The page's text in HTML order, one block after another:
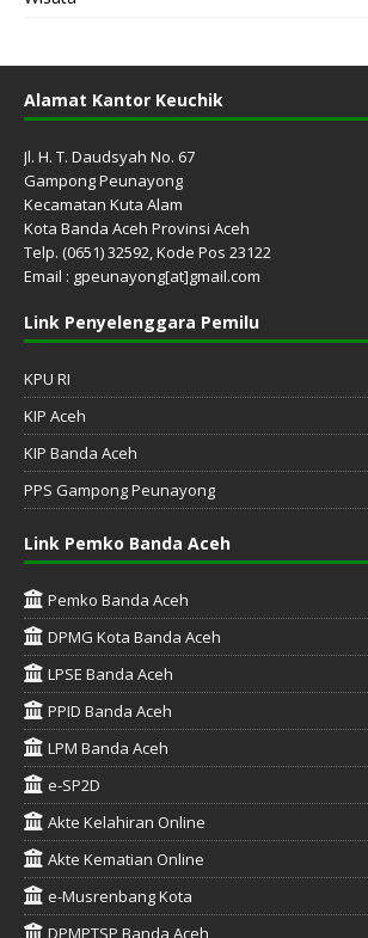
Alamat Kantor Keuchik
Jl. H. T. Daudsyah No. 67
Gampong Peunayong
Kecamatan Kuta Alam
Kota Banda Aceh Provinsi Aceh
Telp. (0651) 32592, Kode Pos 23122
Email : gpeunayong[at]gmail.com
Link Penyelenggara Pemilu
KPU RI
KIP Aceh
KIP Banda Aceh
PPS Gampong Peunayong
Link Pemko Banda Aceh
Pemko Banda Aceh
DPMG Kota Banda Aceh
LPSE Banda Aceh
PPID Banda Aceh
LPM Banda Aceh
e-SP2D
Akte Kelahiran Online
Akte Kematian Online
e-Musrenbang Kota
DPMPTSP Banda Aceh